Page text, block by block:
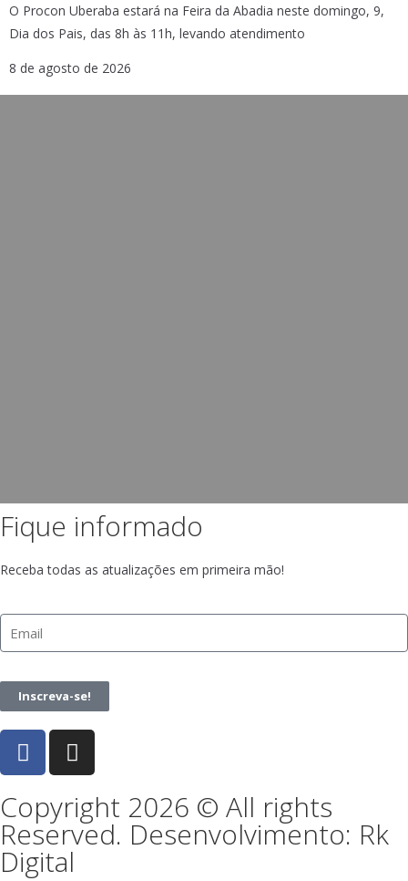
O Procon Uberaba estará na Feira da Abadia neste domingo, 9,
Dia dos Pais, das 8h às 11h, levando atendimento
8 de agosto de 2026
Fique informado
Receba todas as atualizações em primeira mão!
Inscreva-se!
Copyright 2026 © All rights
Reserved. Desenvolvimento: Rk
Digital